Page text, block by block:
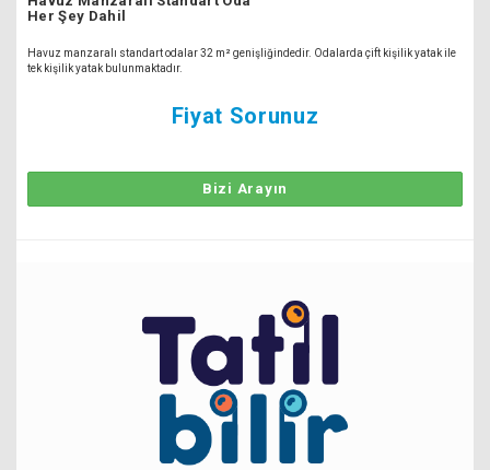
Her Şey Dahil
Havuz manzaralı standart odalar 32 m² genişliğindedir. Odalarda çift kişilik yatak ile
tek kişilik yatak bulunmaktadır.
Fiyat Sorunuz
Bizi Arayın